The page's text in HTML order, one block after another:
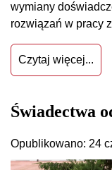
wymiany
rozwiązań w pracy
Czytaj więcej...
Świadectwa
Opublikowano: 24